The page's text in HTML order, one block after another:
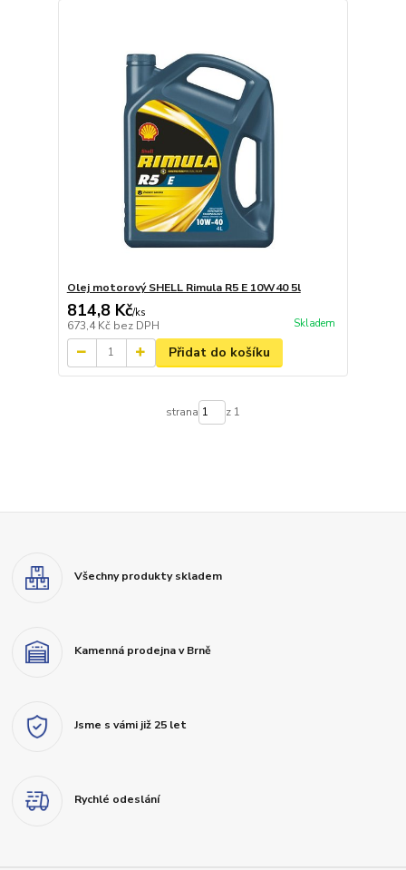
Olej motorový SHELL Rimula R5 E 10W40 5l
814,8 Kč/ks
673,4 Kč bez DPH Skladem
Přidat do košíku
strana z 1
Všechny produkty skladem
Kamenná prodejna v Brně
Jsme s vámi již 25 let
Rychlé odeslání